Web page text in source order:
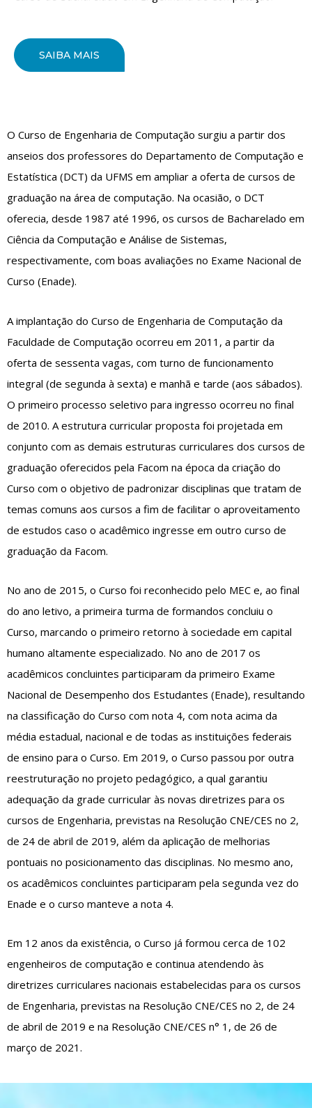
SAIBA MAIS
O Curso de Engenharia de Computação surgiu a partir dos
anseios dos professores do Departamento de Computação e
Estatística (DCT) da UFMS em ampliar a oferta de cursos de
graduação na área de computação. Na ocasião, o DCT
oferecia, desde 1987 até 1996, os cursos de Bacharelado em
Ciência da Computação e Análise de Sistemas,
respectivamente, com boas avaliações no Exame Nacional de
Curso (Enade).
A implantação do Curso de Engenharia de Computação da
Faculdade de Computação ocorreu em 2011, a partir da
oferta de sessenta vagas, com turno de funcionamento
integral (de segunda à sexta) e manhã e tarde (aos sábados).
O primeiro processo seletivo para ingresso ocorreu no final
de 2010. A estrutura curricular proposta foi projetada em
conjunto com as demais estruturas curriculares dos cursos de
graduação oferecidos pela Facom na época da criação do
Curso com o objetivo de padronizar disciplinas que tratam de
temas comuns aos cursos a fim de facilitar o aproveitamento
de estudos caso o acadêmico ingresse em outro curso de
graduação da Facom.
No ano de 2015, o Curso foi reconhecido pelo MEC e, ao final
do ano letivo, a primeira turma de formandos concluiu o
Curso, marcando o primeiro retorno à sociedade em capital
humano altamente especializado. No ano de 2017 os
acadêmicos concluintes participaram da primeiro Exame
Nacional de Desempenho dos Estudantes (Enade), resultando
na classificação do Curso com nota 4, com nota acima da
média estadual, nacional e de todas as instituições federais
de ensino para o Curso. Em 2019, o Curso passou por outra
reestruturação no projeto pedagógico, a qual garantiu
adequação da grade curricular às novas diretrizes para os
cursos de Engenharia, previstas na Resolução CNE/CES no 2,
de 24 de abril de 2019, além da aplicação de melhorias
pontuais no posicionamento das disciplinas. No mesmo ano,
os acadêmicos concluintes participaram pela segunda vez do
Enade e o curso manteve a nota 4.
Em 12 anos da existência, o Curso já formou cerca de 102
engenheiros de computação e continua atendendo às
diretrizes curriculares nacionais estabelecidas para os cursos
de Engenharia, previstas na Resolução CNE/CES no 2, de 24
de abril de 2019 e na Resolução CNE/CES n° 1, de 26 de
março de 2021.